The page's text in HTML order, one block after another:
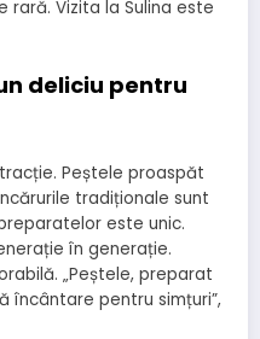
Vizita la Sulina este
deliciu pentru
Peștele proaspăt
tradiționale sunt
este unic.
în generație.
„Peștele, preparat
încântare pentru simțuri”,